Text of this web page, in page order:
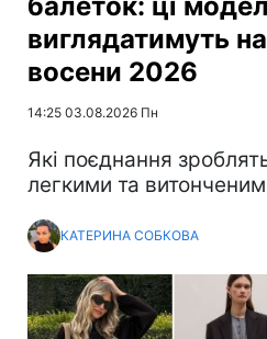
виглядатимуть
восени 2026
14:25 03.08.2026 Пн
Які поєднання
легкими та
КАТЕРИНА СОБКОВА